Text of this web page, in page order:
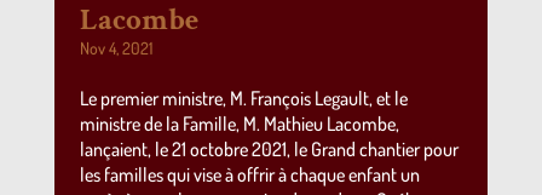
Lacombe
Nov 4, 2021
Le premier ministre, M. François Legault, et le
ministre de la Famille, M. Mathieu Lacombe,
lançaient, le 21 octobre 2021, le Grand chantier pour
les familles qui vise à offrir à chaque enfant un